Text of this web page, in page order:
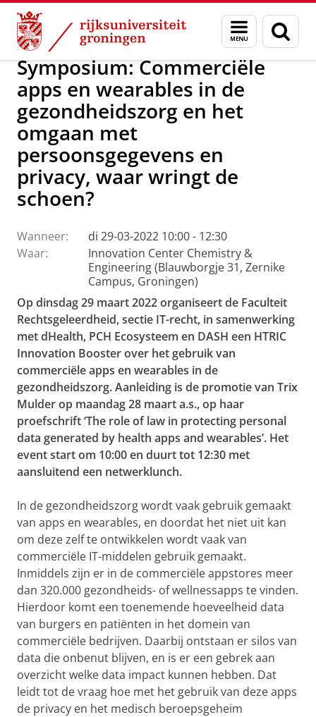
Skip
Content
Skip
Navigation
Menu
en
zoeken
Over ons Archief
Symposium: Commerciële
apps en wearables in de
gezondheidszorg en het
omgaan met
persoonsgegevens en
privacy, waar wringt de
schoen?
Wanneer:
di 29-03-2022 10:00 - 12:30
Waar:
Innovation Center Chemistry &
Engineering (Blauwborgje 31, Zernike
Campus, Groningen)
Op dinsdag 29 maart 2022 organiseert de Faculteit
Rechtsgeleerdheid, sectie IT-recht, in samenwerking
met dHealth, PCH Ecosysteem en DASH een HTRIC
Innovation Booster over het gebruik van
commerciële apps en wearables in de
gezondheidszorg. Aanleiding is de promotie van Trix
Mulder op maandag 28 maart a.s., op haar
proefschrift ‘The role of law in protecting personal
data generated by health apps and wearables’. Het
event start om 10:00 en duurt tot 12:30 met
aansluitend een netwerklunch.
In de gezondheidszorg wordt vaak gebruik gemaakt
van apps en wearables, en doordat het niet uit kan
om deze zelf te ontwikkelen wordt vaak van
commerciële IT-middelen gebruik gemaakt.
Inmiddels zijn er in de commerciële appstores meer
dan 320.000 gezondheids- of wellnessapps te vinden.
Hierdoor komt een toenemende hoeveelheid data
van burgers en patiënten in het domein van
commerciële bedrijven. Daarbij ontstaan er silos van
data die onbenut blijven, en is er een gebrek aan
overzicht welke data impact kunnen hebben. Dat
leidt tot de vraag hoe met het gebruik van deze apps
de privacy en het medisch beroepsgeheim